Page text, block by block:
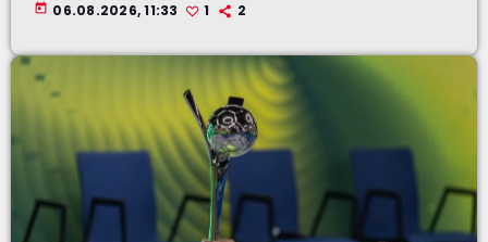
today 06.08.2026, 11:33 1 2